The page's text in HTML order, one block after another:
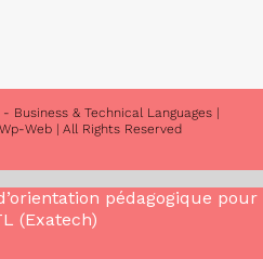
Business & Technical Languages |
Wp-Web| All Rights Reserved
pédagogique pour
(Exatech)